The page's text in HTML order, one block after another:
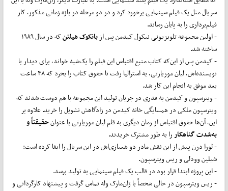
سریال مثل یک فیلم سینمایی برخورد کرد و در دو مرحله در بازه زمانی مذکور، کار
فیلم‌برداری را به پایان رساند.
- اولین مجموعه تلویزیونی نیکول کیدمن پس از بانکوک هیلتن
که در سال ۱۹۸۹
ساخته شد.
- کیدمن پس از این‌که کتاب منبع اقتباس این فیلم را یک‌شبه خواند، برای دیدار با
نویسنده‌اش، لیان موریارتی، به استرالیا رفت تا حقوق کتاب را بخرد که ۴۸ ساعت
بعد موفق به انجام این کار شد.
- ویترسپون و کیدمن به قدری در جریان تولید این مجموعه با هم دوست شدند که
ویترسپون ملکی در همسایگی خانه کیدمن در زادگاهش نشویل را خرید. علاوه بر
این، آن‌ها حقوق اقتباس از رمان دیگری به قلم لیان موریارتی با عنوانحقیقتاً و
به‌شدت گناهکاررا به طور مشترک خریدند.
- لورا درن پیش از این نقش مادر دو همبازی‌‌اش در این سریال را ایفا کرده است:
شیلین وودلی و ریس ویترسپون.
- این پروژه ابتدا قرار بود در قالب یک فیلم سینمایی به تولید برسد.
- ریس ویترسپون در حالی شخصاً با ژان‌مارک وله تماس گرفت و پیشنهاد کارگردانی و